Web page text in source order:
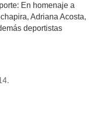
En homenaje a
Adriana Acosta,
deportistas